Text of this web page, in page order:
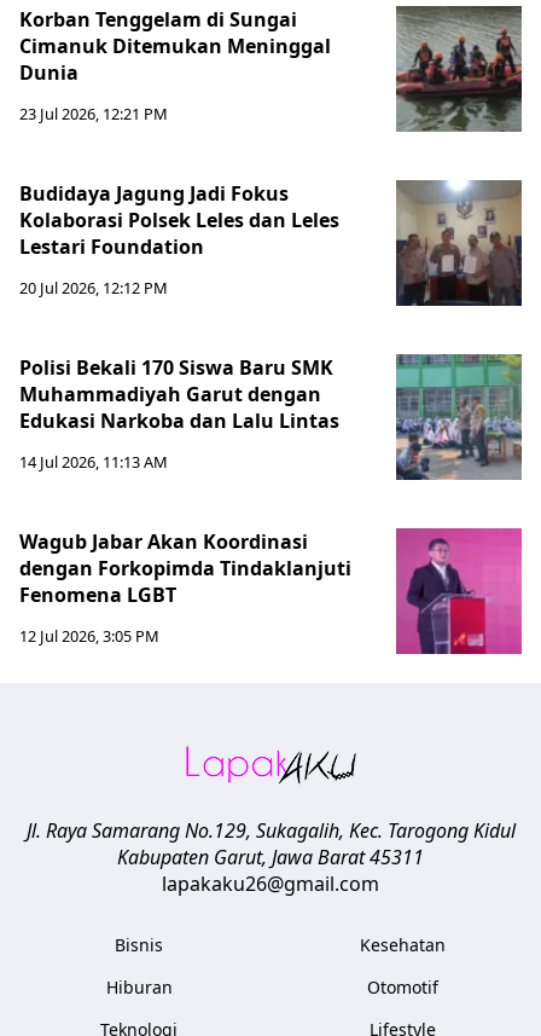
Korban Tenggelam di Sungai
Cimanuk Ditemukan Meninggal
Dunia
23 Jul 2026, 12:21 PM
Budidaya Jagung Jadi Fokus
Kolaborasi Polsek Leles dan Leles
Lestari Foundation
20 Jul 2026, 12:12 PM
Polisi Bekali 170 Siswa Baru SMK
Muhammadiyah Garut dengan
Edukasi Narkoba dan Lalu Lintas
14 Jul 2026, 11:13 AM
Wagub Jabar Akan Koordinasi
dengan Forkopimda Tindaklanjuti
Fenomena LGBT
12 Jul 2026, 3:05 PM
Jl. Raya Samarang No.129, Sukagalih, Kec. Tarogong Kidul
Kabupaten Garut, Jawa Barat45311
lapakaku26@gmail.com
Bisnis
Hiburan
Teknologi
Kesehatan
Otomotif
Lifestyle